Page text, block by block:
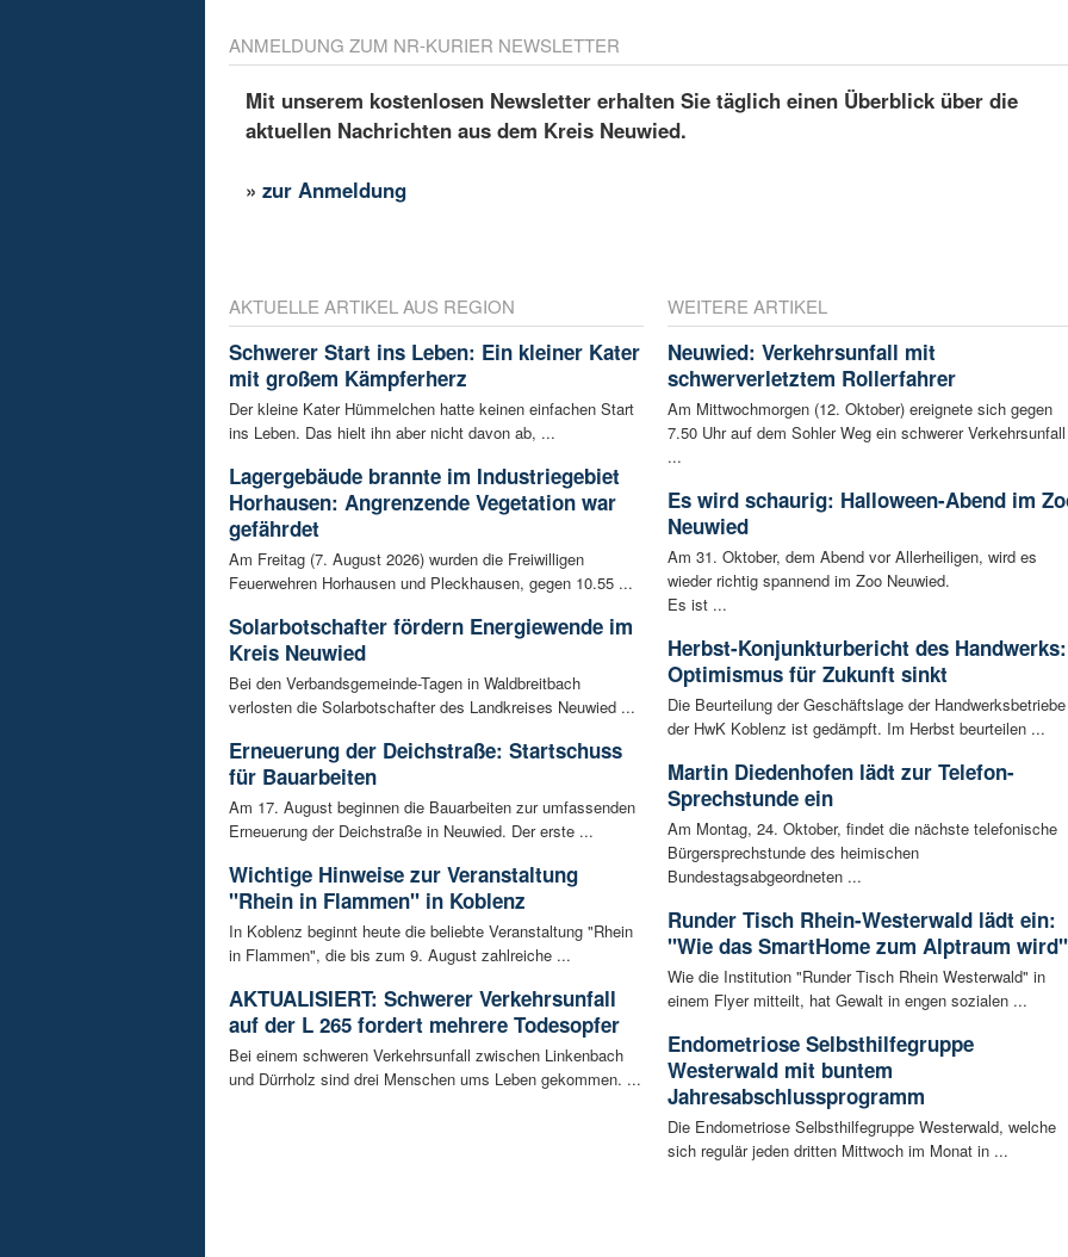
ANMELDUNG ZUM NR-KURIER NEWSLETTER
Mit unserem kostenlosen Newsletter erhalten Sie täglich einen Überblick über die
aktuellen Nachrichten aus dem Kreis Neuwied.
»zur Anmeldung
AKTUELLE ARTIKEL AUS REGION
Schwerer Start ins Leben: Ein kleiner Kater
mit großem Kämpferherz
Der kleine Kater Hümmelchen hatte keinen einfachen Start
ins Leben. Das hielt ihn aber nicht davon ab, ...
Lagergebäude brannte im Industriegebiet
Horhausen: Angrenzende Vegetation war
gefährdet
Am Freitag (7. August 2026) wurden die Freiwilligen
Feuerwehren Horhausen und Pleckhausen, gegen 10.55 ...
Solarbotschafter fördern Energiewende im
Kreis Neuwied
Bei den Verbandsgemeinde-Tagen in Waldbreitbach
verlosten die Solarbotschafter des Landkreises Neuwied ...
Erneuerung der Deichstraße: Startschuss
für Bauarbeiten
Am 17. August beginnen die Bauarbeiten zur umfassenden
Erneuerung der Deichstraße in Neuwied. Der erste ...
Wichtige Hinweise zur Veranstaltung
"Rhein in Flammen" in Koblenz
In Koblenz beginnt heute die beliebte Veranstaltung "Rhein
in Flammen", die bis zum 9. August zahlreiche ...
AKTUALISIERT: Schwerer Verkehrsunfall
auf der L 265 fordert mehrere Todesopfer
Bei einem schweren Verkehrsunfall zwischen Linkenbach
und Dürrholz sind drei Menschen ums Leben gekommen. ...
WEITERE ARTIKEL
Neuwied: Verkehrsunfall mit
schwerverletztem Rollerfahrer
Am Mittwochmorgen (12. Oktober) ereignete sich gegen
7.50 Uhr auf dem Sohler Weg ein schwerer Verkehrsunfall
...
Es wird schaurig: Halloween-Abend im
Neuwied
Am 31. Oktober, dem Abend vor Allerheiligen, wird es
wieder richtig spannend im Zoo Neuwied.
Es ist ...
Herbst-Konjunkturbericht des Handwerks:
Optimismus für Zukunft sinkt
Die Beurteilung der Geschäftslage der Handwerksbetriebe
der HwK Koblenz ist gedämpft. Im Herbst beurteilen ...
Martin Diedenhofen lädt zur Telefon-
Sprechstunde ein
Am Montag, 24. Oktober, findet die nächste telefonische
Bürgersprechstunde des heimischen
Bundestagsabgeordneten ...
Runder Tisch Rhein-Westerwald lädt ein:
"Wie das SmartHome zum Alptraum wird"
Wie die Institution "Runder Tisch Rhein Westerwald" in
einem Flyer mitteilt, hat Gewalt in engen sozialen ...
Endometriose Selbsthilfegruppe
Westerwald mit buntem
Jahresabschlussprogramm
Die Endometriose Selbsthilfegruppe Westerwald, welche
sich regulär jeden dritten Mittwoch im Monat in ...